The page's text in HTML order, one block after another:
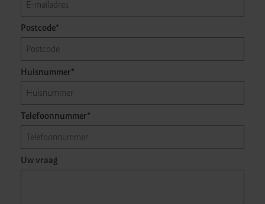
Postcode*
Huisnummer*
Telefoonnummer*
Uw vraag